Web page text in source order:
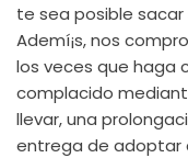
te sea posible
Ademí¡s, nos
los veces que haga
complacido
llevar, una
entrega de adoptar